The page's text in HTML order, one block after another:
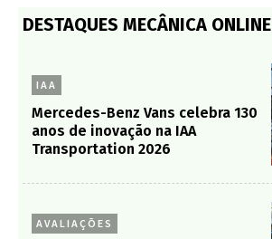
DESTAQUES MECÂNICA ONLINE
IAA
Mercedes-Benz Vans celebra 130
anos de inovação na IAA
Transportation 2026
AVALIAÇÕES